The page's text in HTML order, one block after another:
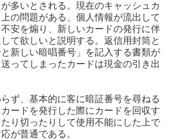
多いとされる。現在のキャッシュカ
の問題がある、個人情報が流出して
安を煽り、新しいカードの発行に伴
て欲しいと説明する。返信用封筒と
新しい暗唱番号」を記入する書類が
ってしまったカードは現金の引き出
ず、基本的に客に暗証番号を尋ねる
ードを発行した際にカードを回収す
り切ったりして使用不能にした上で
が普通である。